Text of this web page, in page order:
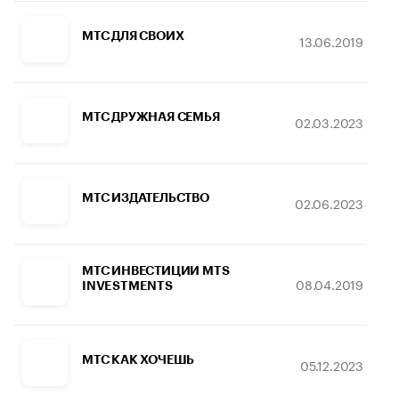
МТС ДЛЯ СВОИХ 13.06.2019
МТС ДРУЖНАЯ СЕМЬЯ 02.03.2023
МТС ИЗДАТЕЛЬСТВО 02.06.2023
МТС ИНВЕСТИЦИИ MTS
INVESTMENTS
08.04.2019
МТС КАК ХОЧЕШЬ 05.12.2023